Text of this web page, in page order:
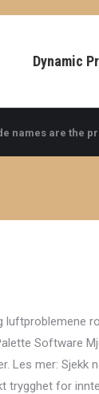
Dynamic
Software
Les mer: Sjekk
trygghet for
names are the